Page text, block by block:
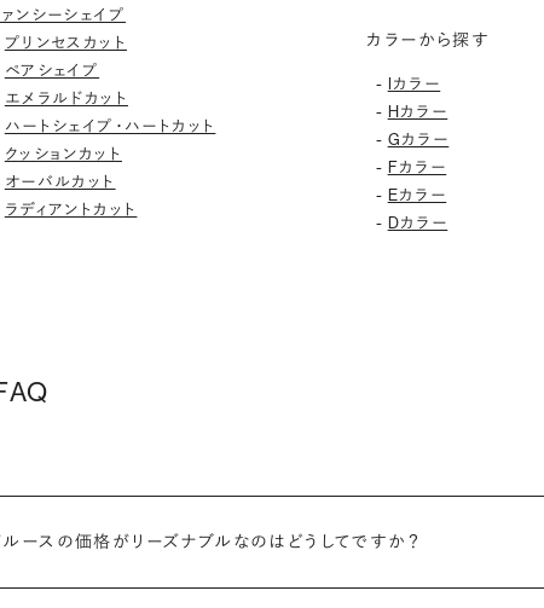
ンシーシェイプ
プリンセスカット
ペアシェイプ
エメラルドカット
ハートシェイプ・ハートカット
クッションカット
オーバルカット
ラディアントカット
カラーから探す
- Iカラー
- Hカラー
- Gカラー
- Fカラー
- Eカラー
- Dカラー
ースの価格がリーズナブルなのはどうしてですか？